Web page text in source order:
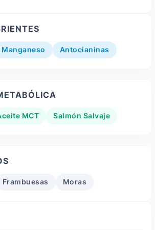
Manganeso Antocianinas
MCT Salmón Salvaje
Frambuesas Moras